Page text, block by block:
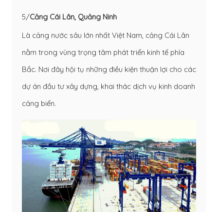
5/Cảng Cái Lân, Quảng Ninh
Là cảng nước sâu lớn nhất Việt Nam, cảng Cái Lân
nằm trong vùng trọng tâm phát triển kinh tế phía
Bắc. Nơi đây hội tụ những điều kiện thuận lợi cho các
dự án đầu tư xây dựng, khai thác dịch vụ kinh doanh
cảng biển.